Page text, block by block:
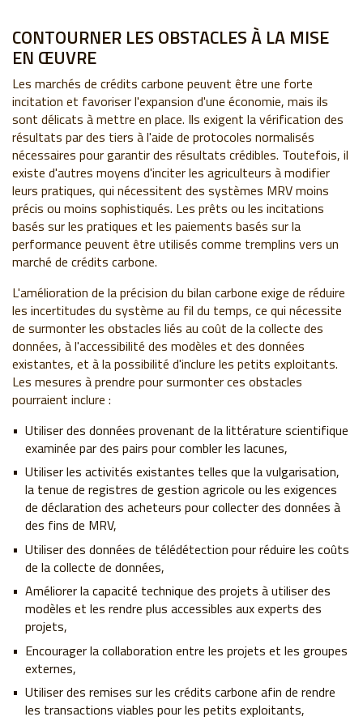
CONTOURNER LES OBSTACLES À LA MISE
EN ŒUVRE
Les marchés de crédits carbone peuvent être une forte
incitation et favoriser l'expansion d'une économie, mais ils
sont délicats à mettre en place. Ils exigent la vérification des
résultats par des tiers à l'aide de protocoles normalisés
nécessaires pour garantir des résultats crédibles. Toutefois, il
existe d'autres moyens d'inciter les agriculteurs à modifier
leurs pratiques, qui nécessitent des systèmes MRV moins
précis ou moins sophistiqués. Les prêts ou les incitations
basés sur les pratiques et les paiements basés sur la
performance peuvent être utilisés comme tremplins vers un
marché de crédits carbone.
L'amélioration de la précision du bilan carbone exige de réduire
les incertitudes du système au fil du temps, ce qui nécessite
de surmonter les obstacles liés au coût de la collecte des
données, à l'accessibilité des modèles et des données
existantes, et à la possibilité d'inclure les petits exploitants.
Les mesures à prendre pour surmonter ces obstacles
pourraient inclure :
Utiliser des données provenant de la littérature scientifique
examinée par des pairs pour combler les lacunes,
Utiliser les activités existantes telles que la vulgarisation,
la tenue de registres de gestion agricole ou les exigences
de déclaration des acheteurs pour collecter des données à
des fins de MRV,
Utiliser des données de télédétection pour réduire les coûts
de la collecte de données,
Améliorer la capacité technique des projets à utiliser des
modèles et les rendre plus accessibles aux experts des
projets,
Encourager la collaboration entre les projets et les groupes
externes,
Utiliser des remises sur les crédits carbone afin de rendre
les transactions viables pour les petits exploitants,